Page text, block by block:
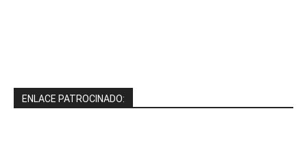
ENLACE PATROCINADO: